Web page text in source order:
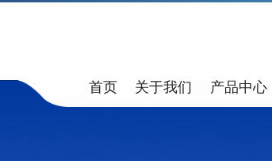
首页 关于我们 产品中心